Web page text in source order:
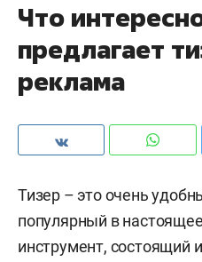
Что
предлагает
реклама
Тизер – это очень
популярный в
инструмент, состоящий